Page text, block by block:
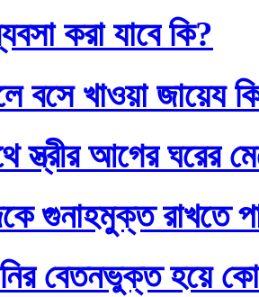
করা যাবে কি?
বসে খাওয়া জায়েয
স্ত্রীর আগের ঘরের
গুনাহমুক্ত রাখতে
বেতনভুক্ত হয়ে